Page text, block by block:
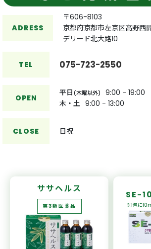
ADRESS
〒606-8103
京都府京都市左京区高野西
デリード北大路10
TEL 075-723-2550
OPEN
平日(木曜以外)
9:00 - 19:00
木・土 9:00 - 13:00
CLOSE 日祝
ササヘルス
第3類医薬品
SE-10
※1包に